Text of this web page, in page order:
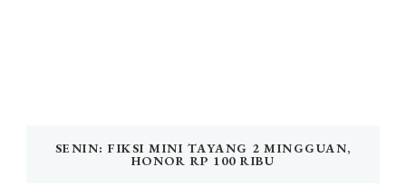
SENIN: FIKSI MINI TAYANG 2 MINGGUAN,
HONOR RP 100 RIBU